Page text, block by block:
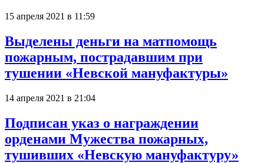
15 апреля 2021 в 11:59
Выделены деньги на матпомощь
пожарным, пострадавшим при
тушении «Невской мануфактуры»
14 апреля 2021 в 21:04
Подписан указ о награждении
орденами Мужества пожарных,
тушивших «Невскую мануфактуру»